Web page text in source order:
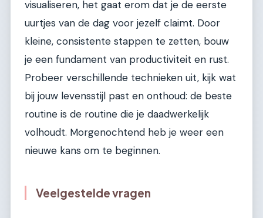
visualiseren, het gaat erom dat je de eerste
uurtjes van de dag voor jezelf claimt. Door
kleine, consistente stappen te zetten, bouw
je een fundament van productiviteit en rust.
Probeer verschillende technieken uit, kijk wat
bij jouw levensstijl past en onthoud: de beste
routine is de routine die je daadwerkelijk
volhoudt. Morgenochtend heb je weer een
nieuwe kans om te beginnen.
Veelgestelde vragen